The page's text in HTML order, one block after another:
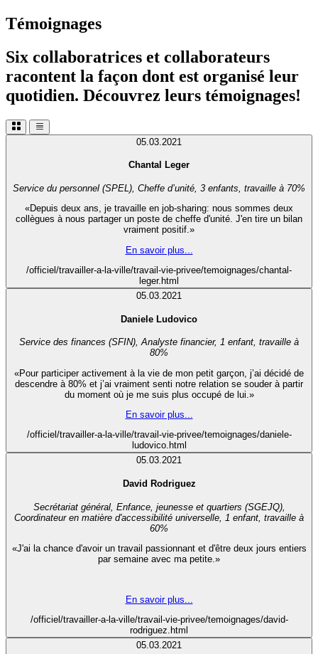
Témoignages
Six collaboratrices et collaborateurs
racontent la façon dont est organisé leur
quotidien. Découvrez leurs témoignages!
05.03.2021
Chantal Leger
Service du personnel (SPEL), Cheffe d’unité, 3 enfants, travaille à 70%
«Depuis deux ans, je travaille en job-sharing: nous sommes deux
collègues à nous partager un poste de cheffe d'unité. J'en tire un bilan
vraiment positif.»
En savoir plus...
/officiel/travailler-a-la-ville/travail-vie-privee/temoignages/chantal-
leger.html
05.03.2021
Daniele Ludovico
Service des finances (SFIN), Analyste financier, 1 enfant, travaille à
80%
«Pour participer activement à la vie de mon petit garçon, j’ai décidé de
descendre à 80% et j’ai vraiment senti notre relation se souder à partir
du moment où je me suis plus occupé de lui.»
En savoir plus...
/officiel/travailler-a-la-ville/travail-vie-privee/temoignages/daniele-
ludovico.html
05.03.2021
David Rodriguez
Secrétariat général, Enfance, jeunesse et quartiers (SGEJQ),
Coordinateur en matière d'accessibilité universelle, 1 enfant, travaille à
60%
«J'ai la chance d'avoir un travail passionnant et d'être deux jours entiers
par semaine avec ma petite.»
En savoir plus...
/officiel/travailler-a-la-ville/travail-vie-privee/temoignages/david-
rodriguez.html
05.03.2021